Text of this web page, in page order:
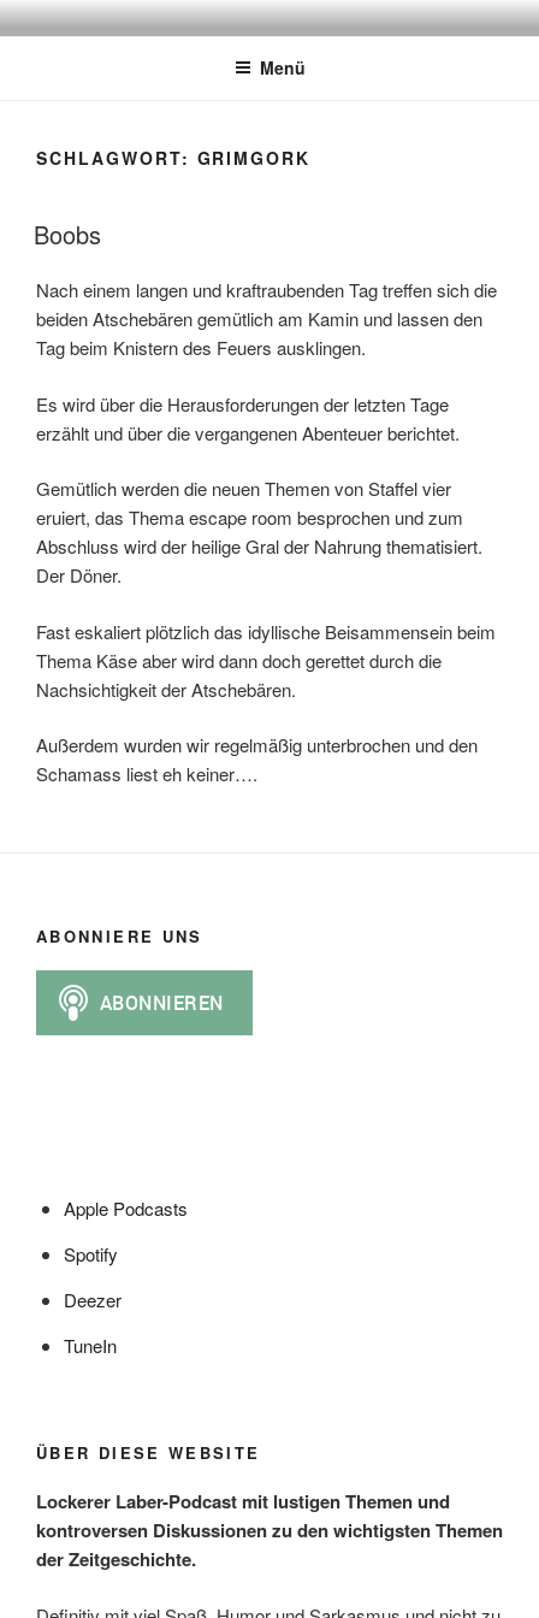
Zum
InhaltATSCHEBÄREBACH
Mit viel Spaß, Humor und Sarkasmus
Menü
SCHLAGWORT: GRIMGORK
Boobs
Nach einem langen und kraftraubenden Tag treffen sich die
beiden Atschebären gemütlich am Kamin und lassen den
Tag beim Knistern des Feuers ausklingen.
Es wird über die Herausforderungen der letzten Tage
erzählt und über die vergangenen Abenteuer berichtet.
Gemütlich werden die neuen Themen von Staffel vier
eruiert, das Thema escape room besprochen und zum
Abschluss wird der heilige Gral der Nahrung thematisiert.
Der Döner.
Fast eskaliert plötzlich das idyllische Beisammensein beim
Thema Käse aber wird dann doch gerettet durch die
Nachsichtigkeit der Atschebären.
Außerdem wurden wir regelmäßig unterbrochen und den
Schamass liest eh keiner….
ABONNIERE UNS
Apple Podcasts
Spotify
Deezer
TuneIn
ÜBER DIESE WEBSITE
Lockerer Laber-Podcast mit lustigen Themen und
kontroversen Diskussionen zu den wichtigsten Themen
der Zeitgeschichte.